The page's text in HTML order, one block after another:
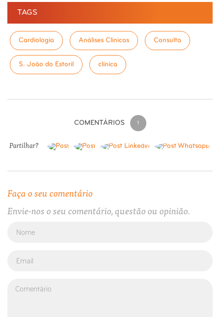
TAGS
Cardiologia Análises Clínicas Consulta
S. João do Estoril clínica
COMENTÁRIOS 1
Partilhar?
Faça o seu comentário
Envie-nos o seu comentário, questão ou opinião.